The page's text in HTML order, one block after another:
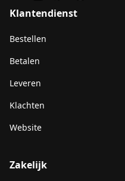
Klantendienst
Bestellen
Betalen
Leveren
Klachten
Website
Zakelijk